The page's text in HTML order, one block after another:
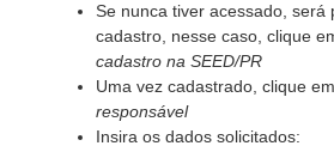
Se nunca tiver acessado, será
cadastro, nesse caso, clique
cadastro na SEED/PR
Uma vez cadastrado, clique em
responsável
Insira os dados solicitados: